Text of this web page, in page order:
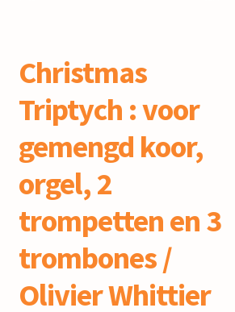
Christmas
Triptych : voor
gemengd koor,
orgel, 2
trompetten en 3
trombones /
Olivier Whittier